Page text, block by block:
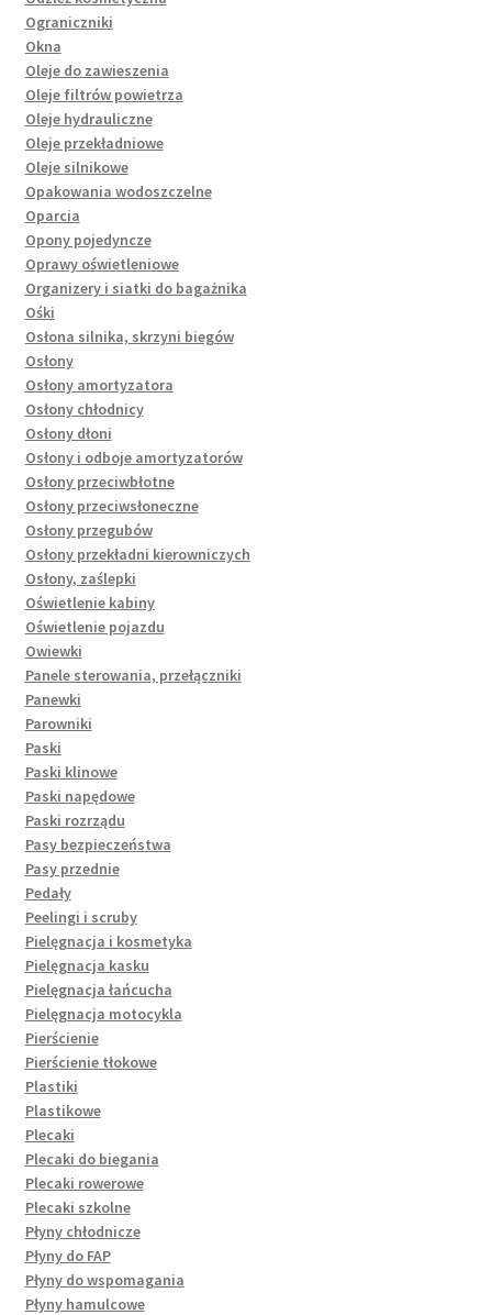
Ograniczniki
Okna
Oleje do zawieszenia
Oleje filtrów powietrza
Oleje hydrauliczne
Oleje przekładniowe
Oleje silnikowe
Opakowania wodoszczelne
Oparcia
Opony pojedyncze
Oprawy oświetleniowe
Organizery i siatki do bagażnika
Ośki
Osłona silnika, skrzyni biegów
Osłony
Osłony amortyzatora
Osłony chłodnicy
Osłony dłoni
Osłony i odboje amortyzatorów
Osłony przeciwbłotne
Osłony przeciwsłoneczne
Osłony przegubów
Osłony przekładni kierowniczych
Osłony, zaślepki
Oświetlenie kabiny
Oświetlenie pojazdu
Owiewki
Panele sterowania, przełączniki
Panewki
Parowniki
Paski
Paski klinowe
Paski napędowe
Paski rozrządu
Pasy bezpieczeństwa
Pasy przednie
Pedały
Peelingi i scruby
Pielęgnacja i kosmetyka
Pielęgnacja kasku
Pielęgnacja łańcucha
Pielęgnacja motocykla
Pierścienie
Pierścienie tłokowe
Plastiki
Plastikowe
Plecaki
Plecaki do biegania
Plecaki rowerowe
Plecaki szkolne
Płyny chłodnicze
Płyny do FAP
Płyny do wspomagania
Płyny hamulcowe